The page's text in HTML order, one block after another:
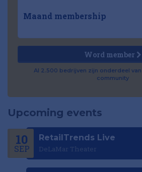
Maand membership
Word member
Al 2.500 bedrijven zijn onderdeel
community
Upcoming events
10
SEP
RetailTrends Live
DeLaMar Theater